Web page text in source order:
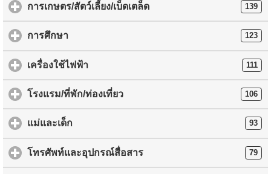
การเกษตร/สัตว์เลี้ยง/เบ็ดเตล็ด 139
การศึกษา 123
เครื่องใช้ไฟฟ้า 111
โรงแรม/ที่พัก/ท่องเที่ยว 106
แม่และเด็ก 93
โทรศัพท์และอุปกรณ์สื่อสาร 79